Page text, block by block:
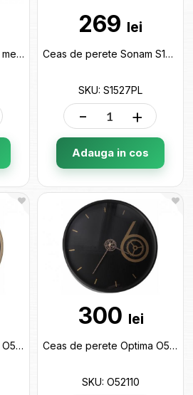
Ceas desteptator (Glob metalic) ZH8807
269 lei
Ceas de perete Sonam S1527PL S1527PL
SKU: S1527PL
- +
Adauga in cos
Ceas de perete Optima O52116
300 lei
Ceas de perete Optima O52110
SKU: O52110